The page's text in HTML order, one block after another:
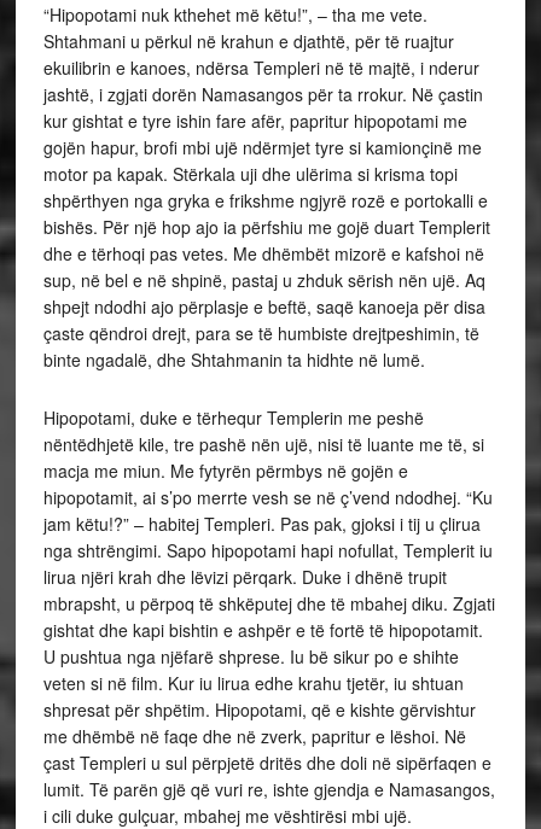
“Hipopotami nuk kthehet më këtu!”, – tha me vete.
Shtahmani u përkul në krahun e djathtë, për të ruajtur
ekuilibrin e kanoes, ndërsa Templeri në të majtë, i nderur
jashtë, i zgjati dorën Namasangos për ta rrokur. Në çastin
kur gishtat e tyre ishin fare afër, papritur hipopotami me
gojën hapur, brofi mbi ujë ndërmjet tyre si kamionçinë me
motor pa kapak. Stërkala uji dhe ulërima si krisma topi
shpërthyen nga gryka e frikshme ngjyrë rozë e portokalli e
bishës. Për një hop ajo ia përfshiu me gojë duart Templerit
dhe e tërhoqi pas vetes. Me dhëmbët mizorë e kafshoi në
sup, në bel e në shpinë, pastaj u zhduk sërish nën ujë. Aq
shpejt ndodhi ajo përplasje e beftë, saqë kanoeja për disa
çaste qëndroi drejt, para se të humbiste drejtpeshimin, të
binte ngadalë, dhe Shtahmanin ta hidhte në lumë.
Hipopotami, duke e tërhequr Templerin me peshë
nëntëdhjetë kile, tre pashë nën ujë, nisi të luante me të, si
macja me miun. Me fytyrën përmbys në gojën e
hipopotamit, ai s’po merrte vesh se në ç’vend ndodhej. “Ku
jam këtu!?” – habitej Templeri. Pas pak, gjoksi i tij u çlirua
nga shtrëngimi. Sapo hipopotami hapi nofullat, Templerit iu
lirua njëri krah dhe lëvizi përqark. Duke i dhënë trupit
mbrapsht, u përpoq të shkëputej dhe të mbahej diku. Zgjati
gishtat dhe kapi bishtin e ashpër e të fortë të hipopotamit.
U pushtua nga njëfarë shprese. Iu bë sikur po e shihte
veten si në film. Kur iu lirua edhe krahu tjetër, iu shtuan
shpresat për shpëtim. Hipopotami, që e kishte gërvishtur
me dhëmbë në faqe dhe në zverk, papritur e lëshoi. Në
çast Templeri u sul përpjetë dritës dhe doli në sipërfaqen e
lumit. Të parën gjë që vuri re, ishte gjendja e Namasangos,
i cili duke gulçuar, mbahej me vështirësi mbi ujë.